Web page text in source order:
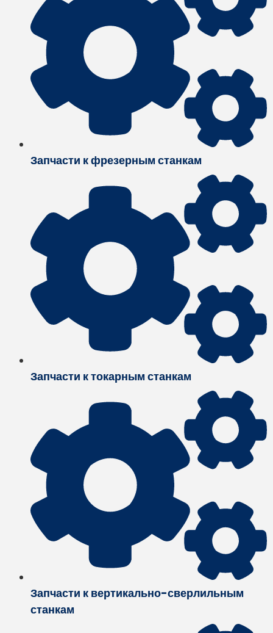
Запчасти к фрезерным станкам
Запчасти к токарным станкам
Запчасти к вертикально-сверлильным
станкам